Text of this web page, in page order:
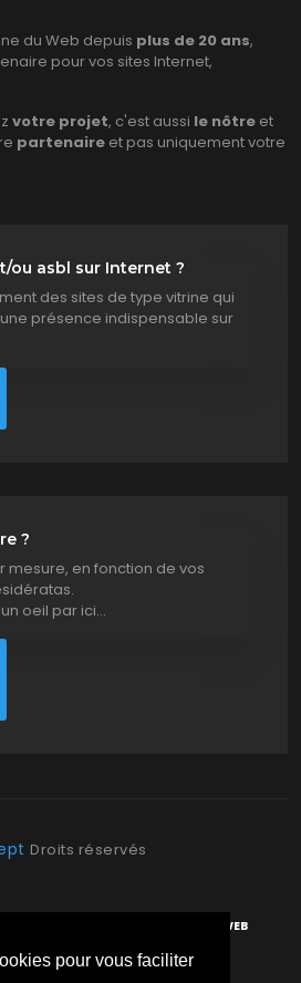
pour vous faciliter
du Web depuis plus de 20 ans,
pour vos sites Internet,
votre projet, c'est aussi le nôtre et
partenaire et pas uniquement votre
ou asbl sur Internet ?
des sites de type vitrine qui
présence indispensable sur
?
mesure, en fonction de vos
oeil par ici...
Droits réservés
DÉVELOPPEMENT WEB
FLORENNES PHILIPPEVILLE